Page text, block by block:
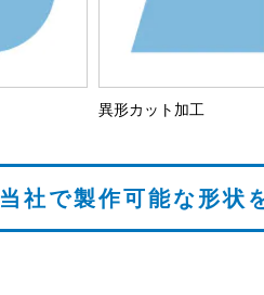
異形カット加工
当社で製作可能な形状